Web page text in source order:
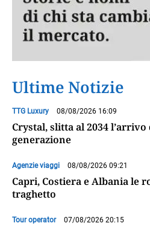
Ultime Notizie
TTG Luxury 08/08/2026 16:09
Crystal, slitta al 2034
generazione
Agenzie viaggi 08/08/2026 09:21
Capri, Costiera e Albania le
traghetto
Tour operator 07/08/2026 20:15